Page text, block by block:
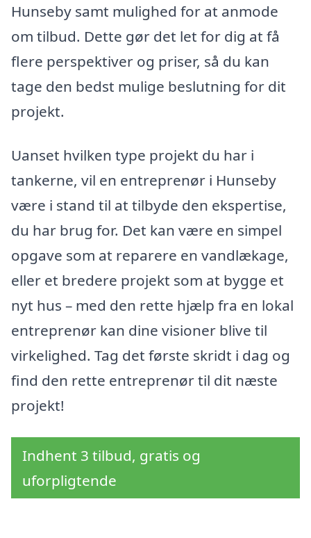
Hunseby samt mulighed for at anmode
om tilbud. Dette gør det let for dig at få
flere perspektiver og priser, så du kan
tage den bedst mulige beslutning for dit
projekt.
Uanset hvilken type projekt du har i
tankerne, vil en entreprenør i Hunseby
være i stand til at tilbyde den ekspertise,
du har brug for. Det kan være en simpel
opgave som at reparere en vandlækage,
eller et bredere projekt som at bygge et
nyt hus – med den rette hjælp fra en lokal
entreprenør kan dine visioner blive til
virkelighed. Tag det første skridt i dag og
find den rette entreprenør til dit næste
projekt!
Indhent 3 tilbud, gratis og
uforpligtende